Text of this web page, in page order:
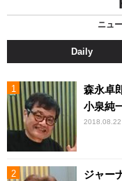
ニュ
Daily
森永卓
小泉純
2018.08.22
ジャー